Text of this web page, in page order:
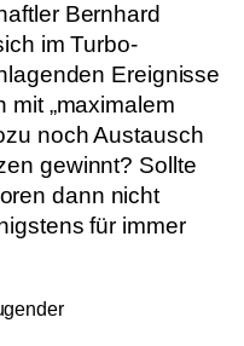
Bernhard
im Turbo-
Ereignisse
mit „maximalem
noch Austausch
gewinnt? Sollte
dann nicht
für immer